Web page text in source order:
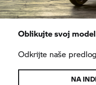
Oblikujte svoj model
Odkrijte naše
NA